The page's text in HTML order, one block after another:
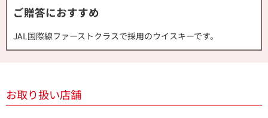
ご贈答におすすめ
JAL国際線ファーストクラスで採用のウイスキーです。
お取り扱い店舗